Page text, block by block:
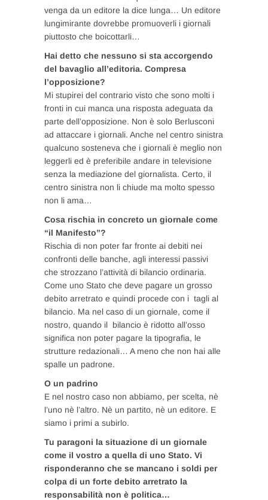
venga da un editore la dice lunga… Un editore
lungimirante dovrebbe promuoverli i giornali
piuttosto che boicottarli…
Hai detto che nessuno si sta accorgendo
del bavaglio all’editoria. Compresa
l’opposizione?
Mi stupirei del contrario visto che sono molti i
fronti in cui manca una risposta adeguata da
parte dell’opposizione. Non è solo Berlusconi
ad attaccare i giornali. Anche nel centro sinistra
qualcuno sosteneva che i giornali è meglio non
leggerli ed è preferibile andare in televisione
senza la mediazione del giornalista. Certo, il
centro sinistra non li chiude ma molto spesso
non li ama…
Cosa rischia in concreto un giornale come
“il Manifesto”?
Rischia di non poter far fronte ai debiti nei
confronti delle banche, agli interessi passivi
che strozzano l’attività di bilancio ordinaria.
Come uno Stato che deve pagare un grosso
debito arretrato e quindi procede con i tagli al
bilancio. Ma nel caso di un giornale, come il
nostro, quando il bilancio è ridotto all’osso
significa non poter pagare la tipografia, le
strutture redazionali… A meno che non hai alle
spalle un padrone.
O un padrino
E nel nostro caso non abbiamo, per scelta, nè
l’uno nè l’altro. Nè un partito, nè un editore. E
siamo i primi a subirlo.
Tu paragoni la situazione di un giornale
come il vostro a quella di uno Stato. Vi
risponderanno che se mancano i soldi per
colpa di un forte debito arretrato la
responsabilità non è politica…